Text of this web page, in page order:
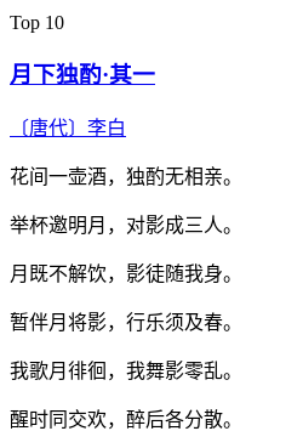
Top 10
月下独酌·其一
〔唐代〕 李白
花间一壶酒，独酌无相亲。
举杯邀明月，对影成三人。
月既不解饮，影徒随我身。
暂伴月将影，行乐须及春。
我歌月徘徊，我舞影零乱。
醒时同交欢，醉后各分散。